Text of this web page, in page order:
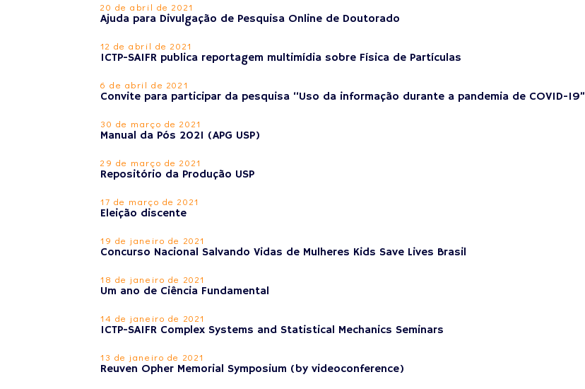
20 de abril de 2021
Ajuda para Divulgação de Pesquisa Online de Doutorado
12 de abril de 2021
ICTP-SAIFR publica reportagem multimídia sobre Física de Partículas
6 de abril de 2021
Convite para participar da pesquisa “Uso da informação durante a pandemia de COVID-19”
30 de março de 2021
Manual da Pós 2021 (APG USP)
29 de março de 2021
Repositório da Produção USP
17 de março de 2021
Eleição discente
19 de janeiro de 2021
Concurso Nacional Salvando Vidas de Mulheres Kids Save Lives Brasil
18 de janeiro de 2021
Um ano de Ciência Fundamental
14 de janeiro de 2021
ICTP-SAIFR Complex Systems and Statistical Mechanics Seminars
13 de janeiro de 2021
Reuven Opher Memorial Symposium (by videoconference)